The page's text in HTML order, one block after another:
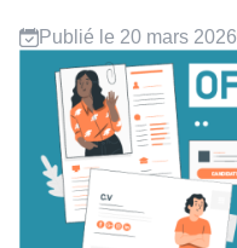
Publié le 20 mars 2026